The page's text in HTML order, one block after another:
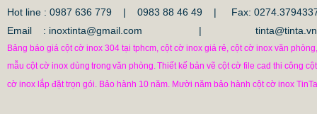
Hot line : 0987 636 779 | 0983 88 46 49 |
Fax:
Email : inoxtinta@gmail.com | tinta@tinta.vn
Bảng báo giá cột cờ inox 304 tại tphcm, cột cờ inox giá rẻ, cột cờ inox văn phòng,
mẫu cột cờ inox dùng trong văn phòng.Thiết kế bản vẽ cột cờ file cad thi công cột
cờ inox lắp đặt trọn gói. Bảo hành 10 năm. Mười năm bảo hành cột cờ inox